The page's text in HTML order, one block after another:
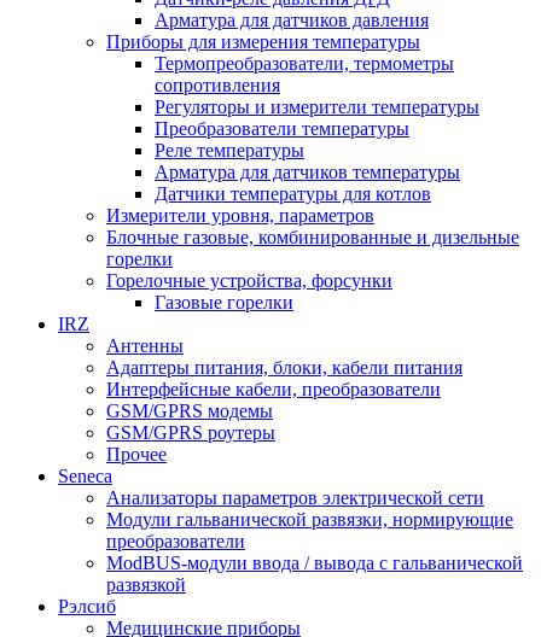
Арматура для датчиков давления
Приборы для измерения температуры
Термопреобразователи, термометры
сопротивления
Регуляторы и измерители температуры
Преобразователи температуры
Реле температуры
Арматура для датчиков температуры
Датчики температуры для котлов
Измерители уровня, параметров
Блочные газовые, комбинированные и дизельные
горелки
Горелочные устройства, форсунки
Газовые горелки
IRZ
Антенны
Адаптеры питания, блоки, кабели питания
Интерфейсные кабели, преобразователи
GSM/GPRS модемы
GSM/GPRS роутеры
Прочее
Seneca
Анализаторы параметров электрической сети
Модули гальванической развязки, нормирующие
преобразователи
ModBUS-модули ввода / вывода с гальванической
развязкой
Рэлсиб
Медицинские приборы